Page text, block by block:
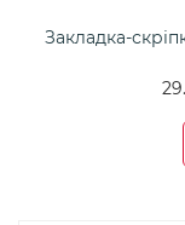
Закладка-